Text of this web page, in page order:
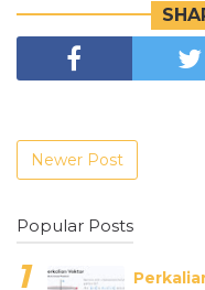
Newer Post
Popular Posts